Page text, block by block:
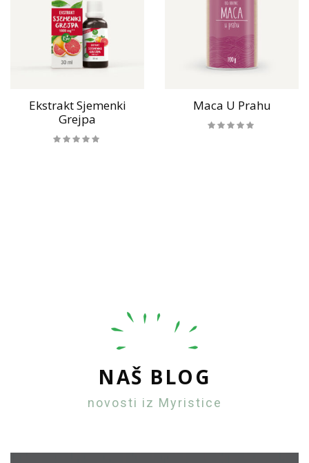
Ekstrakt Sjemenki
Grejpa
Maca U Prahu
NAŠ BLOG
novosti iz Myristice